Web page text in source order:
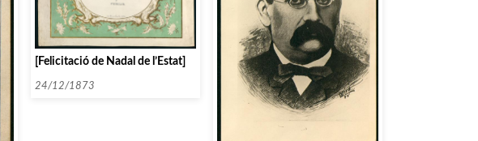
[Felicitació de Nadal de l’Estat]
24/12/1873